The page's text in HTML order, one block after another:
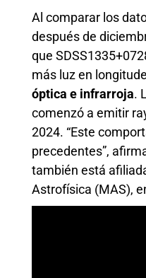
Al comparar los
después de
que
más luz en
óptica e infrarroja.
comenzó a emitir
2024. “Este
precedentes”,
también está
Astrofísica (MAS),